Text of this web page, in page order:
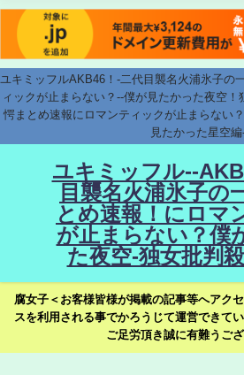
ユキミッフルAKB46！-二代目襲名火浦氷子の
ィックが止まらない？--僕が見たかった夜空
愕まとめ速報にロマンティックが止まらない
見たかった星空編
ユキミッフル--
目襲名火浦氷子の
とめ速報！にロマ
が止まらない？僕
た夜空-独女批判
腐女子＜お客様皆様が掲載の記事等へアク
スを利用される事でかろうじて運営できて
ご足労頂き誠に有難うござ